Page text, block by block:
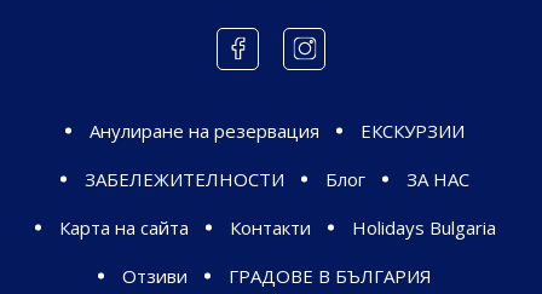
Анулиране на резервация
ЕКСКУРЗИИ
ЗАБЕЛЕЖИТЕЛНОСТИ
Блог
ЗА НАС
Карта на сайта
Контакти
Holidays Bulgaria
Отзиви
ГРАДОВЕ В БЪЛГАРИЯ